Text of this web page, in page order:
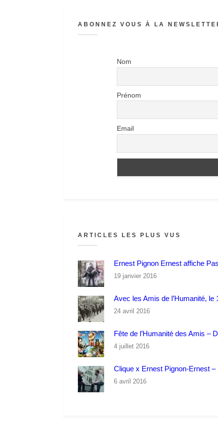
ABONNEZ VOUS À LA
Nom
Prénom
Email
ARTICLES LES PLUS VUS
Ernest Pignon Ernest affiche
19 janvier 2016
Avec les Amis de l’Humanité, le
24 avril 2016
Fête de l’Humanité des Amis –
4 juillet 2016
Clique x Ernest Pignon-Ernest
6 avril 2016